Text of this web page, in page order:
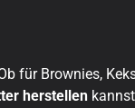
für Brownies,
herstellen